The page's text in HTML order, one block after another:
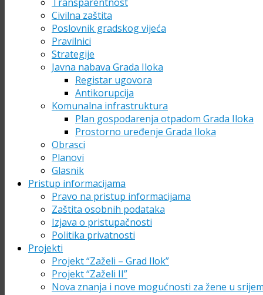
Civilna zaštita
Poslovnik gradskog vijeća
Pravilnici
Strategije
Javna nabava Grada Iloka
Registar ugovora
Antikorupcija
Komunalna infrastruktura
Plan gospodarenja otpadom Grada Iloka
Prostorno uređenje Grada Iloka
Obrasci
Planovi
Glasnik
Pristup informacijama
Pravo na pristup informacijama
Zaštita osobnih podataka
Izjava o pristupačnosti
Politika privatnosti
Projekti
Projekt “Zaželi – Grad Ilok”
Projekt “Zaželi II”
Nova znanja i nove mogućnosti za žene u